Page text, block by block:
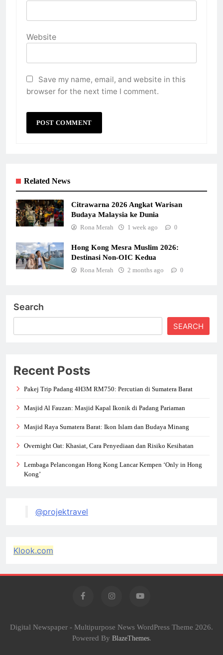
Website
Save my name, email, and website in this
browser for the next time I comment.
Related News
Citrawarna 2026 Angkat Warisan
Budaya Malaysia ke Dunia
Rona Merah 1 week ago 0
Hong Kong Mesra Muslim 2026:
Destinasi Non-OIC Kedua
Rona Merah 2 months ago 0
Search
SEARCH
Recent Posts
Pakej Trip Padang 4H3M RM750: Percutian di Sumatera Barat
Masjid Al Fauzan: Masjid Kapal Ikonik di Padang Pariaman
Masjid Raya Sumatera Barat: Ikon Islam dan Budaya Minang
Overnight Oat: Khasiat, Cara Penyediaan dan Risiko Kesihatan
Lembaga Pelancongan Hong Kong Lancar Kempen ‘Only in Hong
Kong’
@projektravel
Klook.com
Digital Newspaper - Multipurpose News WordPress Theme 2026.
Powered By BlazeThemes.